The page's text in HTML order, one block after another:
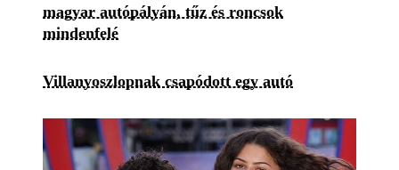
magyar autópályán, tűz és roncsok
mindenfelé
Villanyoszlopnak csapódott egy autó